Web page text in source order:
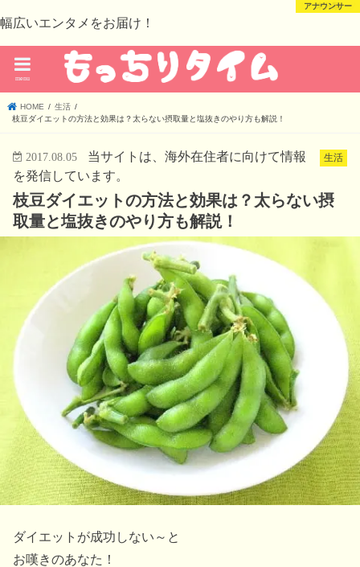
幅広いエンタメをお届け！
menu
HOME
生活
枝豆ダイエットの方法と効果は？太らない摂取量と塩抜きのやり方も解説！
生活
2017.08.05
当サイトは、海外在住者に向けて情報
を発信しています。
枝豆ダイエットの方法と効果は？太らない摂
取量と塩抜きのやり方も解説！
ダイエットが成功しない～と
お嘆きのあなた！
芸能・スポーツ
芸能・スポーツ
未分類
アナウンサー